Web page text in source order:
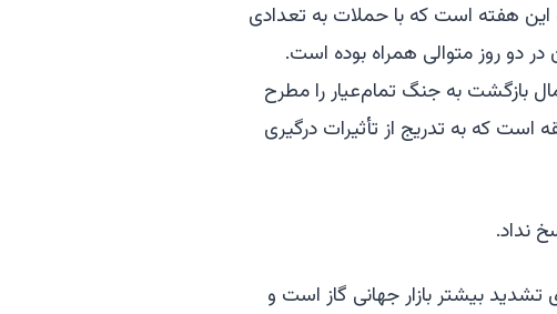
این هفته است که با حملات به تعدادی
در دو روز متوالی همراه بوده است.
بازگشت به جنگ تمام‌عیار را مطرح
است که به تدریج از تأثیرات درگیری
نداد.
تشدید بیشتر بازار جهانی گاز است و